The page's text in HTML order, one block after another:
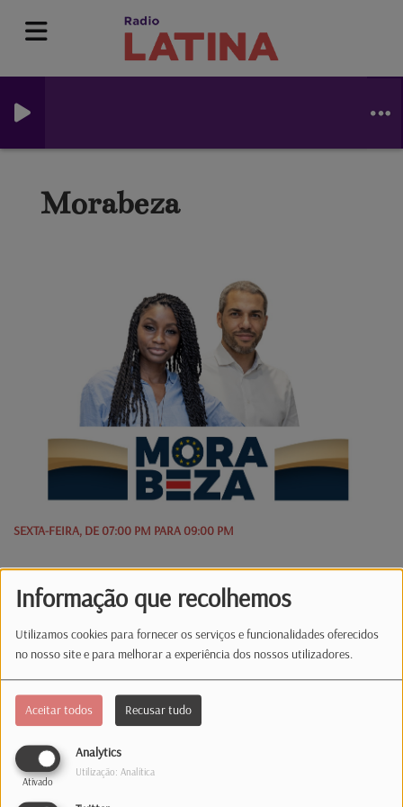
Informação que recolhemos
Utilizamos cookies para fornecer os serviços e funcionalidades oferecidos
no nosso site e para melhorar a experiência dos nossos utilizadores.
Aceitar todos Recusar tudo
Analytics
Ativado
Utilização: Analítica
Morabeza
SEXTA-FEIRA, DE 07:00 PM PARA 09:00 PM
O ponto de encontro da comunidade cabo-
entrevistas, opinião, rubricas e boa música.
Henrique de Burgo e Vanessa Borggea.
Programa DJ(s)